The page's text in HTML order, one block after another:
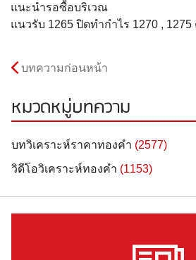
แนะนำรอซื้อบริเวณ
แนวรับ 1265 ปิดทำกำไร 1270 ,
บทความก่อนหน้า
หมวดหมู่บทความ
บทวิเคราะห์ราคาทองคำ (2577)
วิดีโอวิเคราะห์ทองคำ (1153)